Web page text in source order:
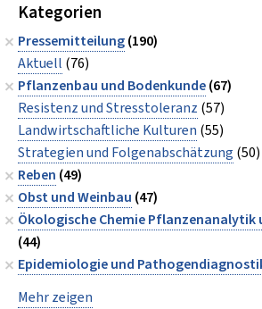
Kategorien
Pressemitteilung(190)
Aktuell (76)
Pflanzenbau und Bodenkunde(67)
Resistenz und Stresstoleranz (57)
Landwirtschaftliche Kulturen (55)
Strategien und Folgenabschätzung (50)
Reben (49)
Obst und Weinbau (47)
Ökologische Chemie
(44)
Epidemiologie und
Mehr zeigen